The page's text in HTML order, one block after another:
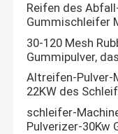
Regenerat-Blatt-
Kunststoff-
Tennisball, der
Reifen des
Gummischleifer
30-120 Mesh
Gummipulver,
Altreifen-Pulver-
22KW des
schleifer-
Pulverizer-30Kw